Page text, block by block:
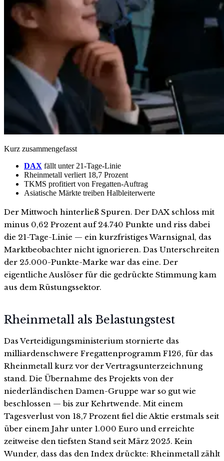
Kurz zusammengefasst
DAX fällt unter 21-Tage-Linie
Rheinmetall verliert 18,7 Prozent
TKMS profitiert von Fregatten-Auftrag
Asiatische Märkte treiben Halbleiterwerte
Der Mittwoch hinterließ Spuren. Der DAX schloss mit
minus 0,62 Prozent auf 24.740 Punkte und riss dabei
die 21-Tage-Linie — ein kurzfristiges Warnsignal, das
Marktbeobachter nicht ignorieren. Das Unterschreiten
der 25.000-Punkte-Marke war das eine. Der
eigentliche Auslöser für die gedrückte Stimmung kam
aus dem Rüstungssektor.
Rheinmetall als Belastungstest
Das Verteidigungsministerium stornierte das
milliardenschwere Fregattenprogramm F126, für das
Rheinmetall kurz vor der Vertragsunterzeichnung
stand. Die Übernahme des Projekts von der
niederländischen Damen-Gruppe war so gut wie
beschlossen — bis zur Kehrtwende. Mit einem
Tagesverlust von 18,7 Prozent fiel die Aktie erstmals seit
über einem Jahr unter 1.000 Euro und erreichte
zeitweise den tiefsten Stand seit März 2025. Kein
Wunder, dass das den Index drückte: Rheinmetall zählt